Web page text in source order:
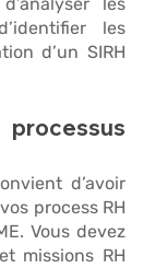
’identifier les
d’avoir
process RH
Vous devez
missions RH